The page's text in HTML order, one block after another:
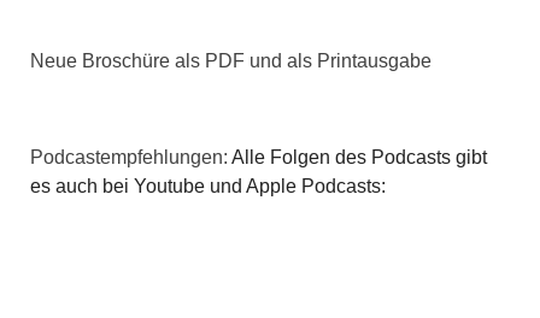
i
a
Neue Broschüre als PDF und als Printausgabe
Podcastempfehlungen: Alle Folgen des Podcasts gibt
es auch bei Youtube und Apple Podcasts: